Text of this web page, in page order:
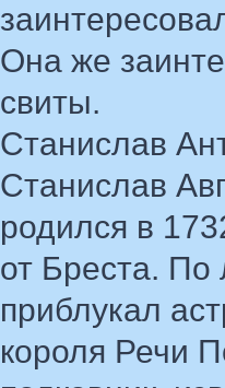
Она же
свиты.
Станислав
Станислав
родился в
от Бреста. По
приблукал
короля Речи